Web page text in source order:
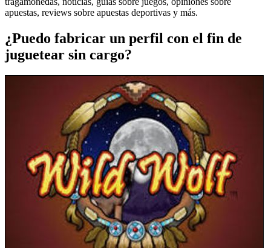
apuestas, reviews sobre apuestas deportivas y más.
¿Puedo fabricar un perfil con el fin de
juguetear sin cargo?